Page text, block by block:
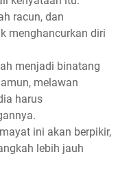
racun, dan
menghancurkan diri
menjadi binatang
melawan
harus
ini akan berpikir,
lebih jauh